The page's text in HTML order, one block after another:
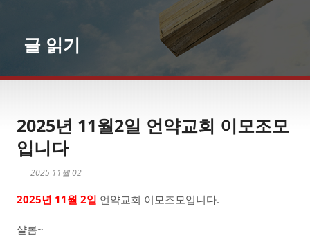
글 읽기
2025년 11월2일 언약교회 이모조모
입니다
2025 11월 02
2025년 11월 2일 언약교회 이모조모입니다.
샬롬~